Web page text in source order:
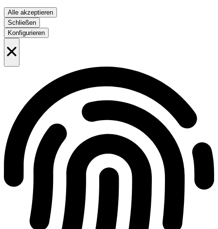
Alle akzeptieren
Schließen
Konfigurieren